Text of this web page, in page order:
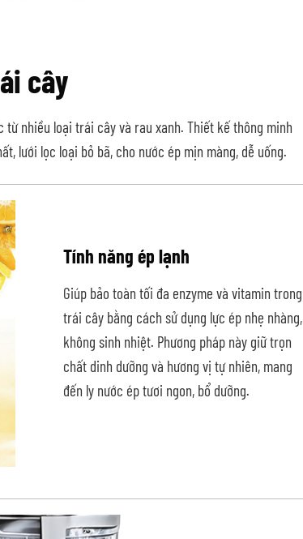
cây
nhiều loại trái cây và rau xanh. Thiết kế thông minh
lưới lọc loại bỏ bã, cho nước ép mịn màng, dễ uống.
Tính năng ép lạnh
Giúp bảo toàn tối đa enzyme và vitamin trong
trái cây bằng cách sử dụng lực ép nhẹ nhàng,
không sinh nhiệt. Phương pháp này giữ trọn
chất dinh dưỡng và hương vị tự nhiên, mang
đến ly nước ép tươi ngon, bổ dưỡng.